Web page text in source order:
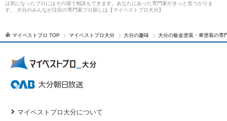
は気になったプロにはその場で相談もできます。あなたにあった専門家がきっと見つかりま
す。 大分のみんなが注目の専門家プロ探しは【マイベストプロ大分】
マイベストプロ TOP マイベストプロ大分 大分の趣味 大分の板金塗装・車塗装の専
マイベストプロ大分について